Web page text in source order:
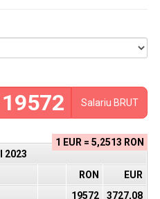
Salariu BRUT
1 EUR = 5,2513 RON
2023
RON
EUR
19572
3727,08